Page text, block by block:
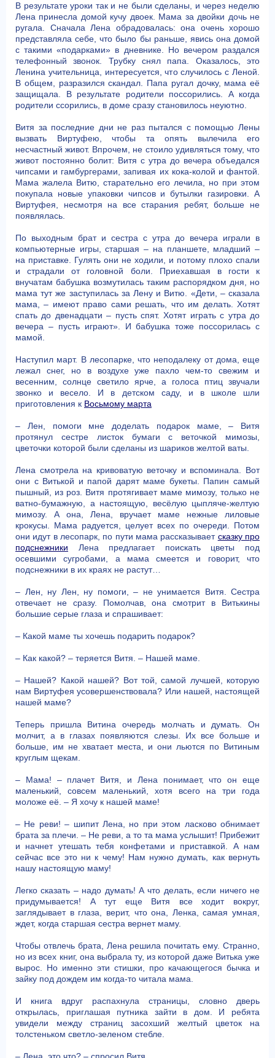
В результате уроки так и не были сделаны, и через неделю
Лена принесла домой кучу двоек. Мама за двойки дочь не
ругала. Сначала Лена обрадовалась: она очень хорошо
представляла себе, что было бы раньше, явись она домой
с такими «подарками» в дневнике. Но вечером раздался
телефонный звонок. Трубку снял папа. Оказалось, это
Ленина учительница, интересуется, что случилось с Леной.
В общем, разразился скандал. Папа ругал дочку, мама её
защищала. В результате родители поссорились. А когда
родители ссорились, в доме сразу становилось неуютно.
Витя за последние дни не раз пытался с помощью Лены
вызвать Виртуфею, чтобы та опять вылечила его
несчастный живот. Впрочем, не стоило удивляться тому, что
живот постоянно болит: Витя с утра до вечера объедался
чипсами и гамбургерами, запивая их кока-колой и фантой.
Мама жалела Витю, старательно его лечила, но при этом
покупала новые упаковки чипсов и бутылки газировки. А
Виртуфея, несмотря на все старания ребят, больше не
появлялась.
По выходным брат и сестра с утра до вечера играли в
компьютерные игры, старшая – на планшете, младший –
на приставке. Гулять они не ходили, и потому плохо спали
и страдали от головной боли. Приехавшая в гости к
внучатам бабушка возмутилась таким распорядком дня, но
мама тут же заступилась за Лену и Витю. «Дети, – сказала
мама, – имеют право сами решать, что им делать. Хотят
спать до двенадцати – пусть спят. Хотят играть с утра до
вечера – пусть играют». И бабушка тоже поссорилась с
мамой.
Наступил март. В лесопарке, что неподалеку от дома, еще
лежал снег, но в воздухе уже пахло чем-то свежим и
весенним, солнце светило ярче, а голоса птиц звучали
звонко и весело. И в детском саду, и в школе шли
приготовления к Восьмому марта
– Лен, помоги мне доделать подарок маме, – Витя
протянул сестре листок бумаги с веточкой мимозы,
цветочки которой были сделаны из шариков желтой ваты.
Лена смотрела на кривоватую веточку и вспоминала. Вот
они с Витькой и папой дарят маме букеты. Папин самый
пышный, из роз. Витя протягивает маме мимозу, только не
ватно-бумажную, а настоящую, весёлую цыпляче-желтую
мимозу. А она, Лена, вручает маме нежные лиловые
крокусы. Мама радуется, целует всех по очереди. Потом
они идут в лесопарк, по пути мама рассказывает сказку про
подснежники Лена предлагает поискать цветы под
осевшими сугробами, а мама смеется и говорит, что
подснежники в их краях не растут…
– Лен, ну Лен, ну помоги, – не унимается Витя. Сестра
отвечает не сразу. Помолчав, она смотрит в Витькины
большие серые глаза и спрашивает:
– Какой маме ты хочешь подарить подарок?
– Как какой? – теряется Витя. – Нашей маме.
– Нашей? Какой нашей? Вот той, самой лучшей, которую
нам Виртуфея усовершенствовала? Или нашей, настоящей
нашей маме?
Теперь пришла Витина очередь молчать и думать. Он
молчит, а в глазах появляются слезы. Их все больше и
больше, им не хватает места, и они льются по Витиным
круглым щекам.
– Мама! – плачет Витя, и Лена понимает, что он еще
маленький, совсем маленький, хотя всего на три года
моложе её. – Я хочу к нашей маме!
– Не реви! – шипит Лена, но при этом ласково обнимает
брата за плечи. – Не реви, а то та мама услышит! Прибежит
и начнет утешать тебя конфетами и приставкой. А нам
сейчас все это ни к чему! Нам нужно думать, как вернуть
нашу настоящую маму!
Легко сказать – надо думать! А что делать, если ничего не
придумывается! А тут еще Витя все ходит вокруг,
заглядывает в глаза, верит, что она, Ленка, самая умная,
ждет, когда старшая сестра вернет маму.
Чтобы отвлечь брата, Лена решила почитать ему. Странно,
но из всех книг, она выбрала ту, из которой даже Витька уже
вырос. Но именно эти стишки, про качающегося бычка и
зайку под дождем им когда-то читала мама.
И книга вдруг распахнула страницы, словно дверь
открылась, приглашая путника зайти в дом. И ребята
увидели между страниц засохший желтый цветок на
толстеньком светло-зеленом стебле.